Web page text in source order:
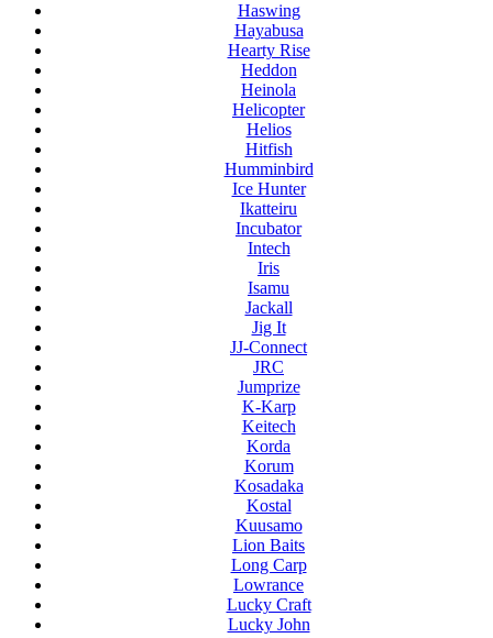
Haswing
Hayabusa
Hearty Rise
Heddon
Heinola
Helicopter
Helios
Hitfish
Humminbird
Ice Hunter
Ikatteiru
Incubator
Intech
Iris
Isamu
Jackall
Jig It
JJ-Connect
JRC
Jumprize
K-Karp
Keitech
Korda
Korum
Kosadaka
Kostal
Kuusamo
Lion Baits
Long Carp
Lowrance
Lucky Craft
Lucky John